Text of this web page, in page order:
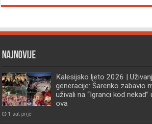
Najnovije
Kalesijsko ljeto 2026 |
generacije: Šarenko zabavio
uživali na “Igranci kod
ova
1 sat prije